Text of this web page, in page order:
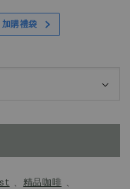
加購禮袋
、 精品咖啡 、